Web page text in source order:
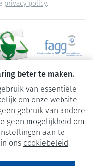
beter te maken.
van essentiële
om onze website
gebruik van andere
geen mogelijkheid om
aan te
ons cookiebeleid
privacy policy.